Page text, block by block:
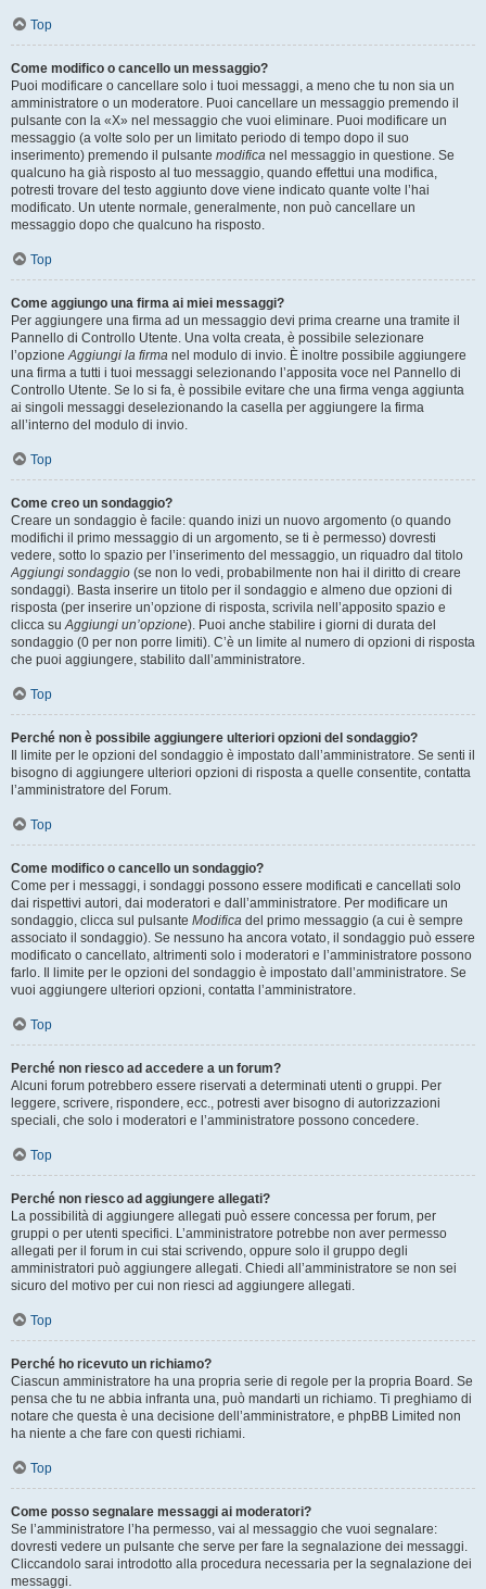
Top
Come modifico o cancello un messaggio?
Puoi modificare o cancellare solo i tuoi messaggi, a meno che tu non sia un
amministratore o un moderatore. Puoi cancellare un messaggio premendo il
pulsante con la «X» nel messaggio che vuoi eliminare. Puoi modificare un
messaggio (a volte solo per un limitato periodo di tempo dopo il suo
inserimento) premendo il pulsante modifica nel messaggio in questione. Se
qualcuno ha già risposto al tuo messaggio, quando effettui una modifica,
potresti trovare del testo aggiunto dove viene indicato quante volte l’hai
modificato. Un utente normale, generalmente, non può cancellare un
messaggio dopo che qualcuno ha risposto.
Top
Come aggiungo una firma ai miei messaggi?
Per aggiungere una firma ad un messaggio devi prima crearne una tramite il
Pannello di Controllo Utente. Una volta creata, è possibile selezionare
l’opzione Aggiungi la firma nel modulo di invio. È inoltre possibile aggiungere
una firma a tutti i tuoi messaggi selezionando l’apposita voce nel Pannello di
Controllo Utente. Se lo si fa, è possibile evitare che una firma venga aggiunta
ai singoli messaggi deselezionando la casella per aggiungere la firma
all’interno del modulo di invio.
Top
Come creo un sondaggio?
Creare un sondaggio è facile: quando inizi un nuovo argomento (o quando
modifichi il primo messaggio di un argomento, se ti è permesso) dovresti
vedere, sotto lo spazio per l’inserimento del messaggio, un riquadro dal titolo
Aggiungi sondaggio (se non lo vedi, probabilmente non hai il diritto di creare
sondaggi). Basta inserire un titolo per il sondaggio e almeno due opzioni di
risposta (per inserire un’opzione di risposta, scrivila nell’apposito spazio e
clicca su Aggiungi un’opzione). Puoi anche stabilire i giorni di durata del
sondaggio (0 per non porre limiti). C’è un limite al numero di opzioni di risposta
che puoi aggiungere, stabilito dall’amministratore.
Top
Perché non è possibile aggiungere ulteriori opzioni del sondaggio?
Il limite per le opzioni del sondaggio è impostato dall’amministratore. Se senti il
bisogno di aggiungere ulteriori opzioni di risposta a quelle consentite, contatta
l’amministratore del Forum.
Top
Come modifico o cancello un sondaggio?
Come per i messaggi, i sondaggi possono essere modificati e cancellati solo
dai rispettivi autori, dai moderatori e dall’amministratore. Per modificare un
sondaggio, clicca sul pulsante Modifica del primo messaggio (a cui è sempre
associato il sondaggio). Se nessuno ha ancora votato, il sondaggio può essere
modificato o cancellato, altrimenti solo i moderatori e l’amministratore possono
farlo. Il limite per le opzioni del sondaggio è impostato dall’amministratore. Se
vuoi aggiungere ulteriori opzioni, contatta l’amministratore.
Top
Perché non riesco ad accedere a un forum?
Alcuni forum potrebbero essere riservati a determinati utenti o gruppi. Per
leggere, scrivere, rispondere, ecc., potresti aver bisogno di autorizzazioni
speciali, che solo i moderatori e l’amministratore possono concedere.
Top
Perché non riesco ad aggiungere allegati?
La possibilità di aggiungere allegati può essere concessa per forum, per
gruppi o per utenti specifici. L’amministratore potrebbe non aver permesso
allegati per il forum in cui stai scrivendo, oppure solo il gruppo degli
amministratori può aggiungere allegati. Chiedi all’amministratore se non sei
sicuro del motivo per cui non riesci ad aggiungere allegati.
Top
Perché ho ricevuto un richiamo?
Ciascun amministratore ha una propria serie di regole per la propria Board. Se
pensa che tu ne abbia infranta una, può mandarti un richiamo. Ti preghiamo di
notare che questa è una decisione dell’amministratore, e phpBB Limited non
ha niente a che fare con questi richiami.
Top
Come posso segnalare messaggi ai moderatori?
Se l’amministratore l’ha permesso, vai al messaggio che vuoi segnalare:
dovresti vedere un pulsante che serve per fare la segnalazione dei messaggi.
Cliccandolo sarai introdotto alla procedura necessaria per la segnalazione dei
messaggi.